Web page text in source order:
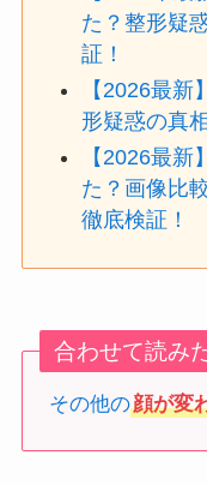
た？整形疑
証！
【2026最新
形疑惑の真
【2026最新
た？画像比
徹底検証！
合わせて読み
その他の顔が変